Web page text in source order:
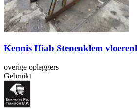
Kennis Hiab Stenenklem
overige opleggers
Gebruikt